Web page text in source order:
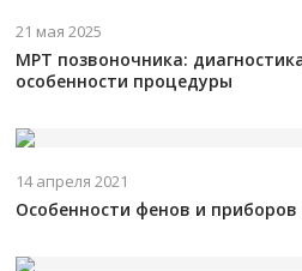
21 мая 2025
МРТ позвоночника:
особенности процедуры
14 апреля 2021
Особенности фенов и